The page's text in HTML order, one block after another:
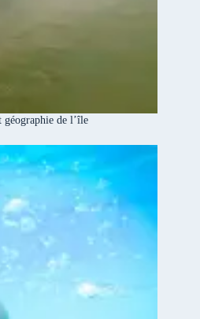
de l’île